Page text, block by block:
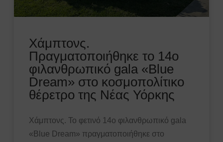
Χάμπτονς.
Πραγματοποιήθηκε το 14ο
φιλανθρωπικό gala «Blue
Dream» στο κοσμοπολίτικο
θέρετρο της Νέας Υόρκης
Χάμπτονς. Το φετινό 14ο φιλανθρωπικό gala
«Blue Dream» πραγματοποιήθηκε στο